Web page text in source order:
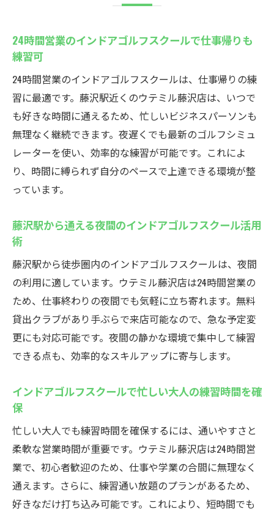
24時間営業のインドアゴルフスクールで仕事帰りも
練習可
24時間営業のインドアゴルフスクールは、仕事帰りの練
習に最適です。藤沢駅近くのウテミル藤沢店は、いつで
も好きな時間に通えるため、忙しいビジネスパーソンも
無理なく継続できます。夜遅くでも最新のゴルフシミュ
レーターを使い、効率的な練習が可能です。これによ
り、時間に縛られず自分のペースで上達できる環境が整
っています。
藤沢駅から通える夜間のインドアゴルフスクール活用
術
藤沢駅から徒歩圏内のインドアゴルフスクールは、夜間
の利用に適しています。ウテミル藤沢店は24時間営業の
ため、仕事終わりの夜間でも気軽に立ち寄れます。無料
貸出クラブがあり手ぶらで来店可能なので、急な予定変
更にも対応可能です。夜間の静かな環境で集中して練習
できる点も、効率的なスキルアップに寄与します。
インドアゴルフスクールで忙しい大人の練習時間を確
保
忙しい大人でも練習時間を確保するには、通いやすさと
柔軟な営業時間が重要です。ウテミル藤沢店は24時間営
業で、初心者歓迎のため、仕事や学業の合間に無理なく
通えます。さらに、練習通い放題のプランがあるため、
好きなだけ打ち込み可能です。これにより、短時間でも